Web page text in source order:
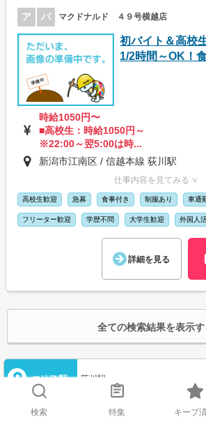
ア パ マクドナルド ４９号横越店
初バイト＆高校
1/2時間～OK！
時給1050円〜
■高校生：時給1050円～
※22:00～翌5:00は時...
新潟市江南区 / 信越本線 荻川駅
仕事内容を見てみる ∨
高校生歓迎 急募 食事付き 制服あり 車通
フリーター歓迎 学歴不問 大学生歓迎 外国人
詳細を見る
全ての検索結果を表示す
エリア/駅 荻川駅
職種 選択してください
検索 特集 キープ